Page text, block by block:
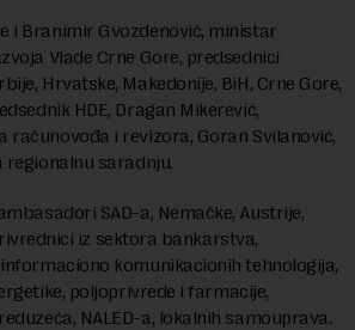
i Branimir Gvozdenović, ministar
Vlade Crne Gore, predsednici
Hrvatske, Makedonije, BiH, Crne Gore,
HDE, Dragan Mikerević,
računovođa i revizora, Goran Svilanović,
saradnju.
SAD-a, Nemačke, Austrije,
iz sektora bankarstva,
komunikacionih tehnologija,
poljoprivrede i farmacije,
NALED-a, lokalnih samouprava.